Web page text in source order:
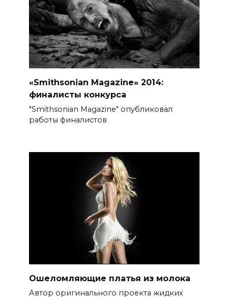
«Smithsonian Magazine» 2014:
финалисты конкурса
"Smithsonian Magazine" опубликовал
работы финалистов
Ошеломляющие платья из молока
Автор оригинального проекта жидких